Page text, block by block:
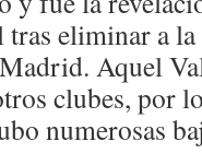
eliminar a
Aquel
clubes, por
numerosas